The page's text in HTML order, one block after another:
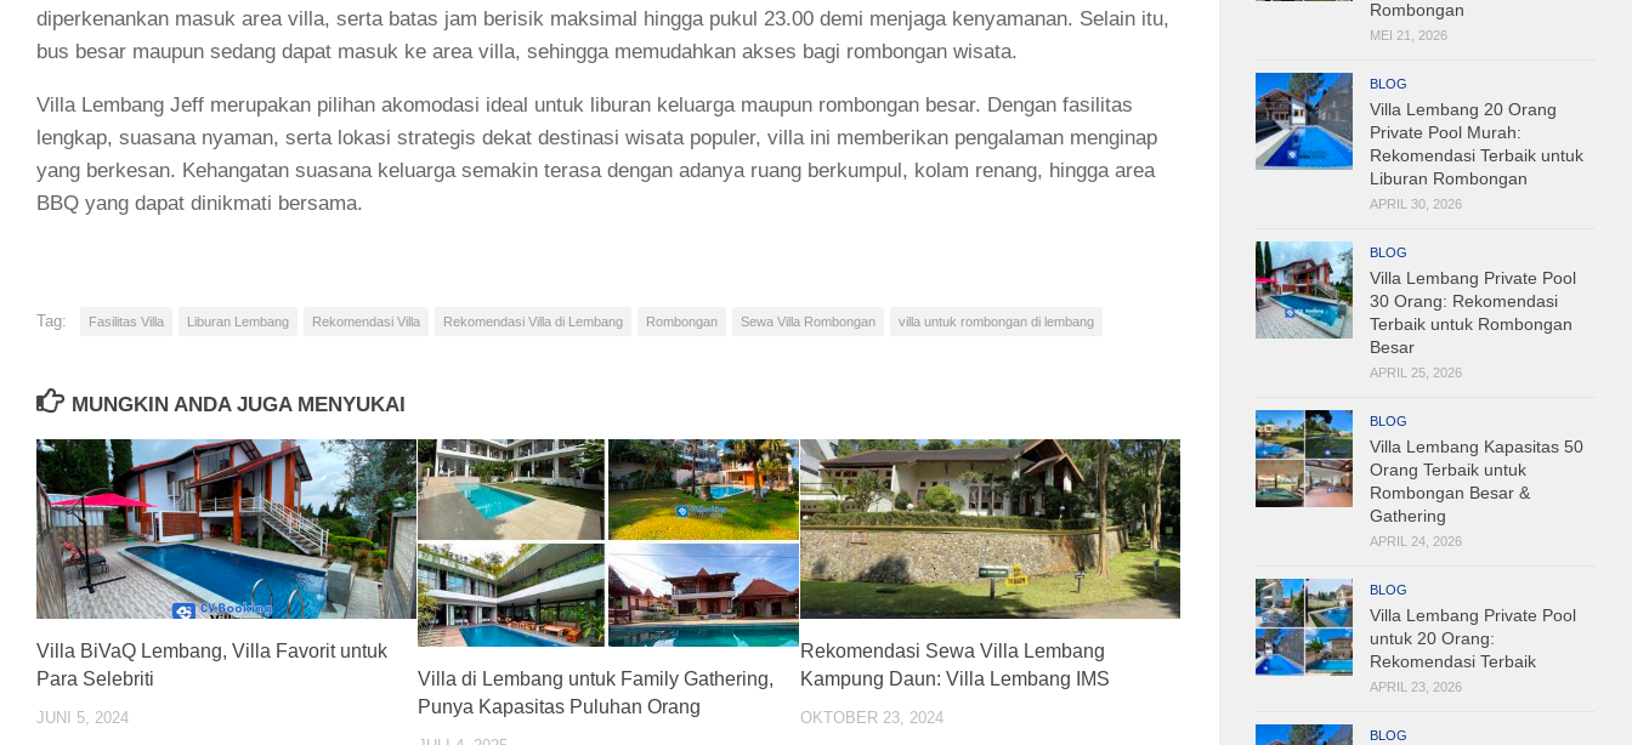
diperkenankan masuk area villa, serta batas jam berisik maksimal hingga pukul 23.00 demi menjaga kenyamanan. Selain itu,
bus besar maupun sedang dapat masuk ke area villa, sehingga memudahkan akses bagi rombongan wisata.
Villa Lembang Jeff merupakan pilihan akomodasi ideal untuk liburan keluarga maupun rombongan besar. Dengan fasilitas
lengkap, suasana nyaman, serta lokasi strategis dekat destinasi wisata populer, villa ini memberikan pengalaman menginap
yang berkesan. Kehangatan suasana keluarga semakin terasa dengan adanya ruang berkumpul, kolam renang, hingga area
BBQ yang dapat dinikmati bersama.
Tag: Fasilitas Villa Liburan Lembang Rekomendasi Villa Rekomendasi Villa di Lembang Rombongan Sewa Villa Rombongan villa untuk rombongan di lembang
MUNGKIN ANDA JUGA MENYUKAI
Villa BiVaQ Lembang, Villa Favorit untuk
Para Selebriti
JUNI 5, 2024
Villa di Lembang untuk Family Gathering,
Punya Kapasitas Puluhan Orang
Rekomendasi Sewa Villa Lembang
Kampung Daun: Villa Lembang IMS
OKTOBER 23, 2024
Rombongan
MEI 21, 2026
BLOG
Villa Lembang 20 Orang
Private Pool Murah:
Rekomendasi Terbaik untuk
Liburan Rombongan
APRIL 30, 2026
BLOG
Villa Lembang Private Pool
30 Orang: Rekomendasi
Terbaik untuk Rombongan
Besar
APRIL 25, 2026
BLOG
Villa Lembang Kapasitas 50
Orang Terbaik untuk
Rombongan Besar &
Gathering
APRIL 24, 2026
BLOG
Villa Lembang Private Pool
untuk 20 Orang:
Rekomendasi Terbaik
APRIL 23, 2026
BLOG